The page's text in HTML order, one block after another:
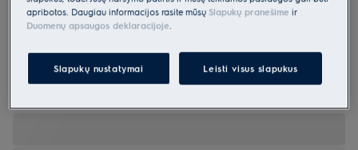
Gaminio informacijos lapas
Pagrindiniai privalumai
programą.
„Smart Kitchen“. Suasmeninta pagalba. Nuotolinis orkaitės valdymas.
apribotos. Daugiau informacijos rasite mūsų Slapukų pranešime ir
Duomenų apsaugos deklaracijoje
Slapukų nustatymai Leisti visus slapukus